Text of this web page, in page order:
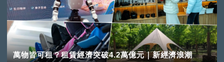
萬物皆可租？租賃經濟突破4.2萬億元｜新經濟浪潮